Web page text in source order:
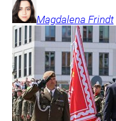
Magdalena Frindt